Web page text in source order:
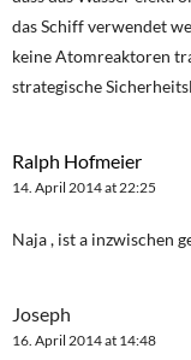
das Schiff verwendet
keine Atomreaktoren
strategische
Ralph Hofmeier
14. April 2014 at 22:25
Naja , ist a inzwischen
Joseph
16. April 2014 at 14:48